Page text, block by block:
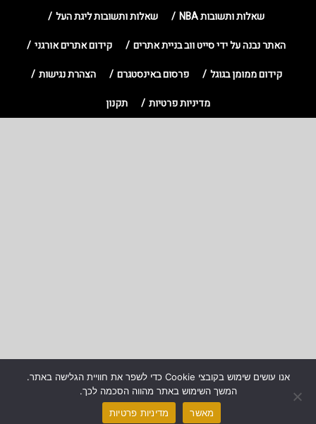
שאלות ותשובות NBA
שאלות ותשובות ליגת העל
האתר נבנה על ידי סייט ווב בניית אתרים
קידום אתרים אורגני
קידום ממומן בגוגל
פרסום באינסטגרם
הצהרת נגישות
מדיניות פרטיות
תקנון
אנו עושים שימוש בקובצי Cookie כדי לשפר את חוויית הגלישה באתר.
המשך השימוש באתר מהווה הסכמה לכך.
מאשר
מדיניות פרטיות